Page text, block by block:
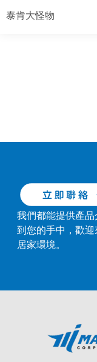
泰肯大怪物
我們都能提供產
到您的手中，歡
居家環境。